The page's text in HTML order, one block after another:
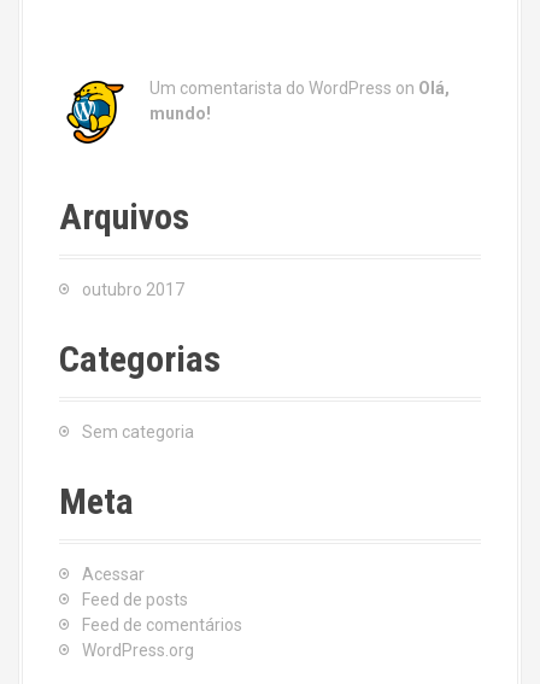
Um comentarista do WordPress on Olá,
mundo!
Arquivos
outubro 2017
Categorias
Sem categoria
Meta
Acessar
Feed de posts
Feed de comentários
WordPress.org